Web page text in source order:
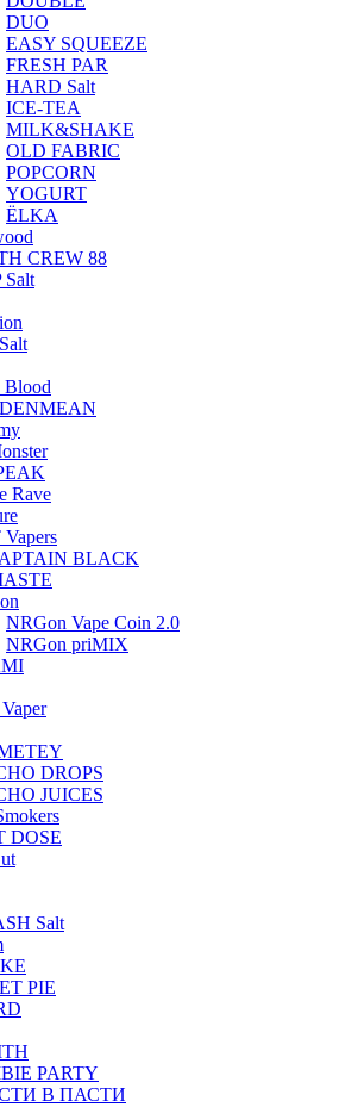
DUO
EASY SQUEEZE
FRESH PAR
HARD Salt
ICE-TEA
MILK&SHAKE
OLD FABRIC
POPCORN
YOGURT
ЁLKA
CREW 88
Salt
Blood
Rave
BLACK
NRGon Vape Coin 2.0
NRGon priMIX
DROPS
JUICES
DOSE
Salt
PIE
PARTY
В ПАСТИ